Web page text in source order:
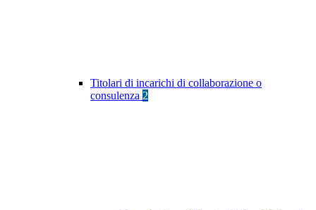
Titolari di incarichi di collaborazione o
consulenza 2